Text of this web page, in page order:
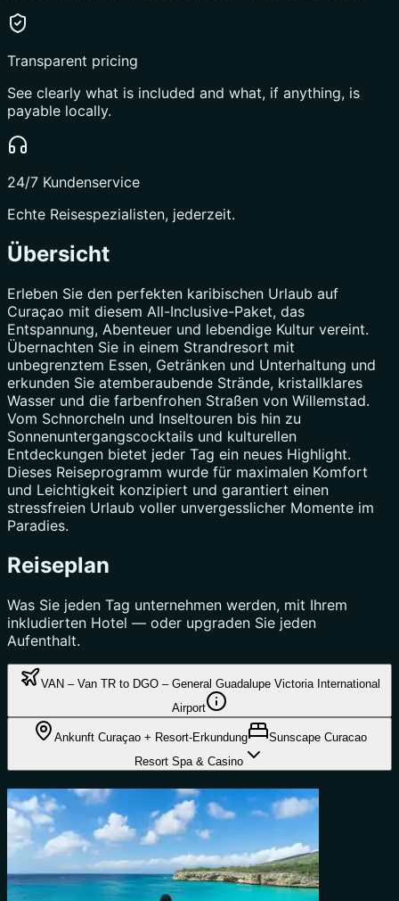
Transparent pricing
See clearly what is included and what, if anything, is
payable locally.
24/7 Kundenservice
Echte Reisespezialisten, jederzeit.
Übersicht
Erleben Sie den perfekten karibischen Urlaub auf
Curaçao mit diesem All-Inclusive-Paket, das
Entspannung, Abenteuer und lebendige Kultur vereint.
Übernachten Sie in einem Strandresort mit
unbegrenztem Essen, Getränken und Unterhaltung und
erkunden Sie atemberaubende Strände, kristallklares
Wasser und die farbenfrohen Straßen von Willemstad.
Vom Schnorcheln und Inseltouren bis hin zu
Sonnenuntergangscocktails und kulturellen
Entdeckungen bietet jeder Tag ein neues Highlight.
Dieses Reiseprogramm wurde für maximalen Komfort
und Leichtigkeit konzipiert und garantiert einen
stressfreien Urlaub voller unvergesslicher Momente im
Paradies.
Reiseplan
Was Sie jeden Tag unternehmen werden, mit Ihrem
inkludierten Hotel — oder upgraden Sie jeden
Aufenthalt.
VAN – Van TR to DGO – General Guadalupe Victoria International
Airport
Ankunft Curaçao + Resort-Erkundung
Sunscape Curacao
Resort Spa & Casino